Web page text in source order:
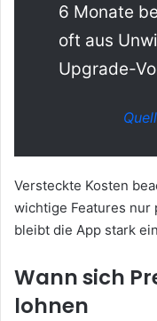
6 Monate
oft aus
Upgrade-
Versteckte Kosten
wichtige Features nur
bleibt die App stark
Wann sich
lohnen